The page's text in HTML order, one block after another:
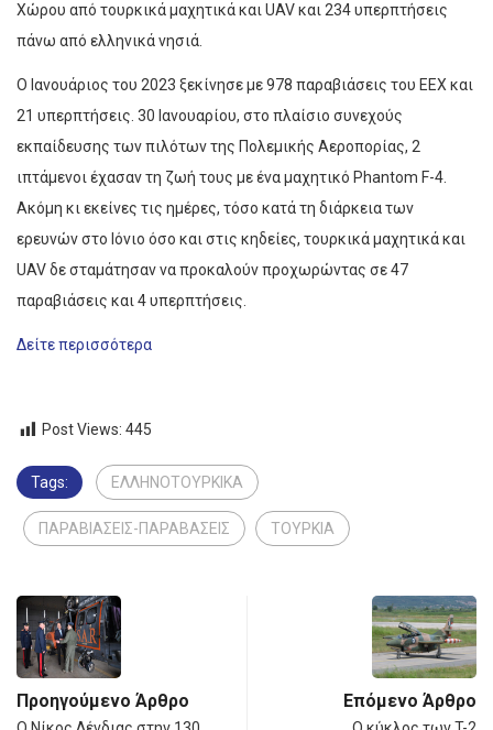
Χώρου από τουρκικά μαχητικά και UAV και 234 υπερπτήσεις
πάνω από ελληνικά νησιά.
Ο Ιανουάριος του 2023 ξεκίνησε με 978 παραβιάσεις του ΕΕΧ και
21 υπερπτήσεις. 30 Ιανουαρίου, στο πλαίσιο συνεχούς
εκπαίδευσης των πιλότων της Πολεμικής Αεροπορίας, 2
ιπτάμενοι έχασαν τη ζωή τους με ένα μαχητικό Phantom F-4.
Ακόμη κι εκείνες τις ημέρες, τόσο κατά τη διάρκεια των
ερευνών στο Ιόνιο όσο και στις κηδείες, τουρκικά μαχητικά και
UAV δε σταμάτησαν να προκαλούν προχωρώντας σε 47
παραβιάσεις και 4 υπερπτήσεις.
Δείτε περισσότερα
Post Views: 445
Tags: ΕΛΛΗΝΟΤΟΥΡΚΙΚΑ
ΠΑΡΑΒΙΑΣΕΙΣ-ΠΑΡΑΒΑΣΕΙΣ ΤΟΥΡΚΙΑ
Προηγούμενο Άρθρο Επόμενο Άρθρο